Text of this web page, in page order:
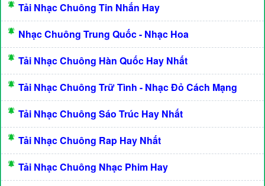
Tải Nhạc Chuông Tin Nhắn Hay
Nhạc Chuông Trung Quốc - Nhạc Hoa
Tải Nhạc Chuông Hàn Quốc Hay Nhất
Tải Nhạc Chuông Trữ Tình - Nhạc Đỏ Cách Mạng
Tải Nhạc Chuông Sáo Trúc Hay Nhất
Tải Nhạc Chuông Rap Hay Nhất
Tải Nhạc Chuông Nhạc Phim Hay